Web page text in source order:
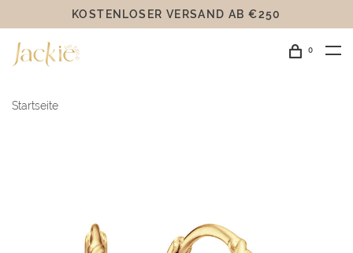
KOSTENLOSER VERSAND AB €250
0
Startseite